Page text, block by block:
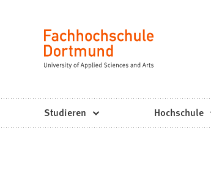
Dortmund
-
Studiengänge,
Bewerbung
Sprache
Studieren Hochschule